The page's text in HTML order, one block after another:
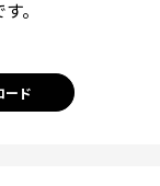
。
ード